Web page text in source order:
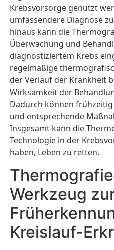
Krebsvorsorge genutzt
umfassendere Diagnose
hinaus kann die
Überwachung und
diagnostiziertem Krebs
regelmäßige
der Verlauf der Krankheit
Wirksamkeit der
Dadurch können
und entsprechende
Insgesamt kann die
Technologie in der
haben, Leben zu retten.
Werkzeug
Kreislauf-